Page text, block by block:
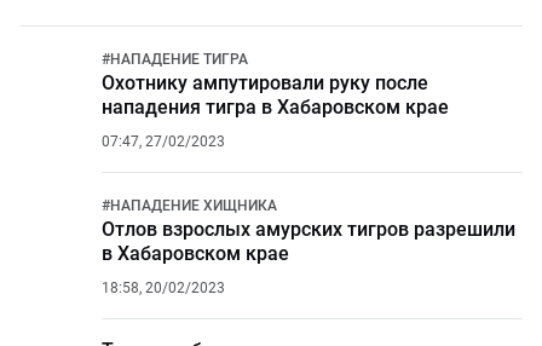
#НАПАДЕНИЕ ТИГРА
Охотнику ампутировали руку после
нападения тигра в Хабаровском крае
07:47, 27/02/2023
#НАПАДЕНИЕ ХИЩНИКА
Отлов взрослых амурских тигров разрешили
в Хабаровском крае
18:58, 20/02/2023